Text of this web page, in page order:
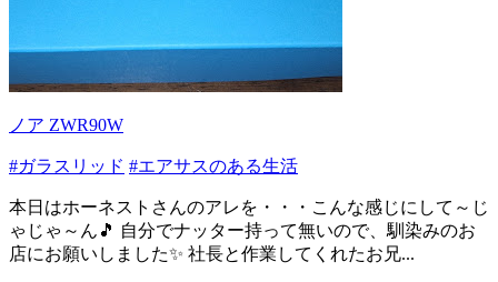
ノア ZWR90W
#ガラスリッド #エアサスのある生活
本日はホーネストさんのアレを・・・こんな感じにして～じ
ゃじゃ～ん🎵 自分でナッター持って無いので、馴染みのお
店にお願いしました✨ 社長と作業してくれたお兄...